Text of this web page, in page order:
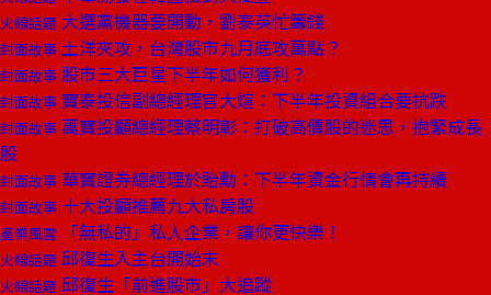
火線話題 大選黨機器要開動，劉泰英忙籌錢
封面故事 土洋夾攻，台灣股市九月底攻萬點？
封面故事 股市三大巨星下半年如何獲利？
封面故事 寶泰投信副總經理官大煊：下半年投資組合要抗跌
封面故事 萬寶投顧總經理蔡明彰：打破高價股的迷思，抱緊成長
股
封面故事 華寶證券總經理於貽勳：下半年資金行情會再持續
封面故事 十大投顧推薦九大私房股
產業風雲 「無私的」私人企業，讓你更快樂！
火線話題 邱復生入主台開始末
火線話題 邱復生「前進股市」大追蹤